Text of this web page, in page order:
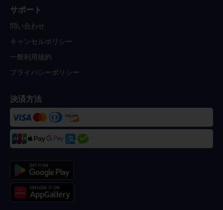
サポート
問い合わせ
キャンセルポリシー
一般利用規約
プライバシーポリシー
決済方法